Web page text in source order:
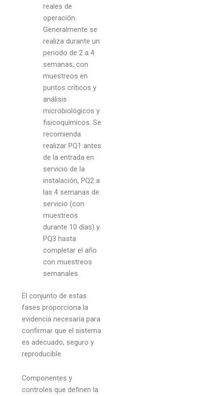
reales de
operación.
Generalmente se
realiza durante un
periodo de 2 a 4
semanas, con
muestreos en
puntos críticos y
análisis
microbiológicos y
fisicoquímicos. Se
recomienda
realizar PQ1 antes
de la entrada en
servicio de la
instalación, PQ2 a
las 4 semanas de
servicio (con
muestreos
durante 10 días) y
PQ3 hasta
completar el año
con muestreos
semanales.
El conjunto de estas
fases proporciona la
evidencia necesaria para
confirmar que el sistema
es adecuado, seguro y
reproducible.
Componentes y
controles que definen la